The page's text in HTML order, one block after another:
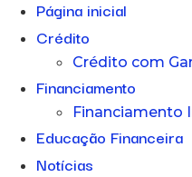
Página inicial
Crédito
Crédito com
Financiamento
Financiamento
Educação Financeira
Notícias